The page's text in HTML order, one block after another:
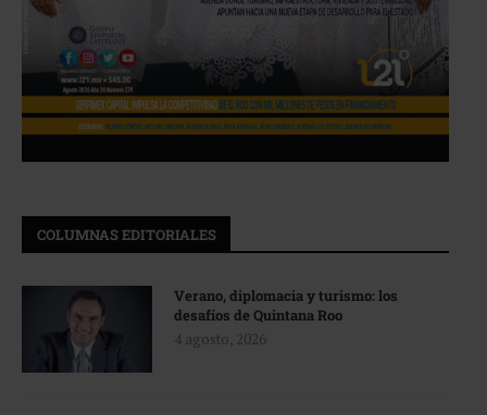
COLUMNAS EDITORIALES
Verano, diplomacia y turismo: los
desafíos de Quintana Roo
4 agosto, 2026